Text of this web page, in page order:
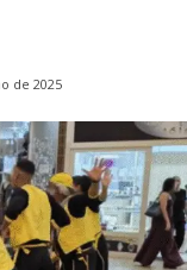
de 2025